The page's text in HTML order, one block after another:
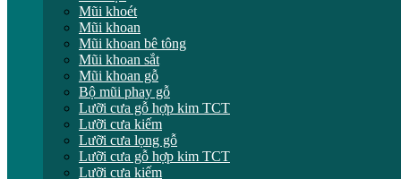
Mũi khoét
Mũi khoan
Mũi khoan bê tông
Mũi khoan sắt
Mũi khoan gỗ
Bộ mũi phay gỗ
Lưỡi cưa gỗ hợp kim TCT
Lưỡi cưa kiếm
Lưỡi cưa lọng gỗ
Lưỡi cưa gỗ hợp kim TCT
Lưỡi cưa kiếm